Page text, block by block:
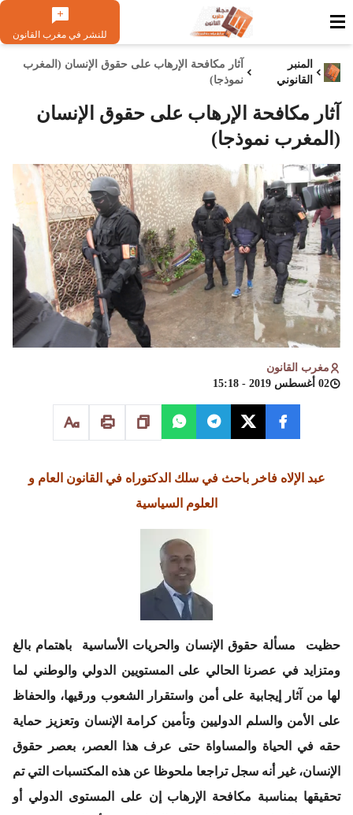
للنشر في مغرب القانون
المنبر
القانوني
آثار مكافحة الإرهاب على حقوق الإنسان (المغرب
نموذجا)
آثار مكافحة الإرهاب على حقوق الإنسان
(المغرب نموذجا)
مغرب القانون
02 أغسطس 2019 - 15:18
عبد الإلاه فاخرباحث في سلك الدكتوراه في القانون العام و
العلوم السياسية
حظيت مسألة حقوق الإنسان والحريات الأساسية باهتمام بالغ
ومتزايد في عصرنا الحالي على المستويين الدولي والوطني لما
لها من آثار إيجابية على أمن واستقرار الشعوب ورقيها، والحفاظ
على الأمن والسلم الدوليين وتأمين كرامة الإنسان وتعزيز حماية
حقه في الحياة والمساواة حتى عرف هذا العصر، بعصر حقوق
الإنسان، غير أنه سجل تراجعا ملحوظا عن هذه المكتسبات التي تم
تحقيقها بمناسبة مكافحة الإرهاب إن على المستوى الدولي أو